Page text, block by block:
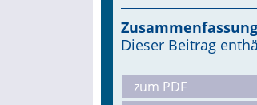
Zusammenfassung
Dieser Beitrag
zum PDF